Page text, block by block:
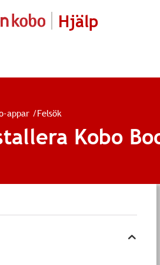
Hjälp
appar /Felsök
Kobo